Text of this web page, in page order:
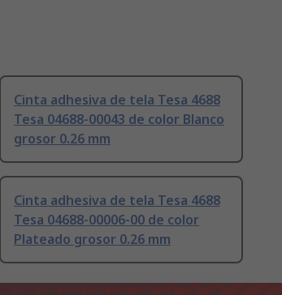
Cinta adhesiva de tela Tesa 4688
Tesa 04688-00043 de color Blanco
grosor 0.26 mm
Cinta adhesiva de tela Tesa 4688
Tesa 04688-00006-00 de color
Plateado grosor 0.26 mm